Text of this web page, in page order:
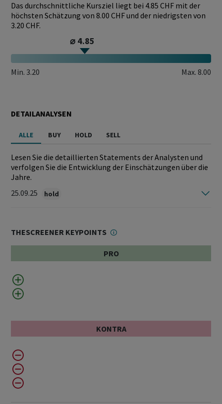
Das durchschnittliche Kursziel liegt bei 4.85 CHF mit der
höchsten Schätzung von 8.00 CHF und der niedrigsten von
3.20 CHF.
⌀ 4.85
Min. 3.20 Max. 8.00
DETAILANALYSEN
ALLE BUY HOLD SELL
Lesen Sie die detaillierten Statements der Analysten und
verfolgen Sie die Entwicklung der Einschätzungen über die
Jahre.
25.09.25
hold
THESCREENER KEYPOINTS
PRO
KONTRA